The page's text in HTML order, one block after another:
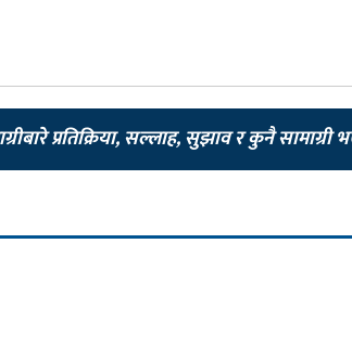
प्रतिक्रिया, सल्लाह, सुझाव र कुनै सामाग्री